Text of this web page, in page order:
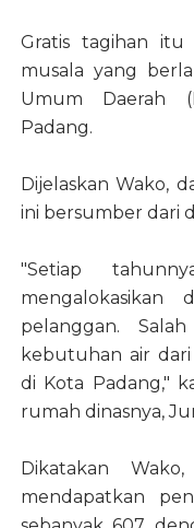
Gratis tagihan itu
musala yang
Umum Daerah
Padang.
Dijelaskan Wako,
ini bersumber dari
"Setiap
pelanggan.
kebutuhan air
di Kota Padang,"
rumah dinasnya,
Dikatakan
mendapatkan